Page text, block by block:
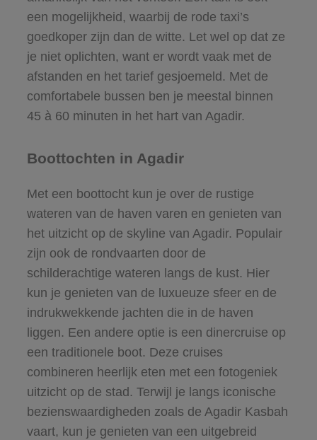
een mogelijkheid, waarbij de rode taxi’s
goedkoper zijn dan de witte. Let wel op dat ze
je niet oplichten, want er wordt vaak met de
afstanden en het tarief gesjoemeld. Met de
comfortabele bussen ben je meestal binnen
45 à 60 minuten in het hart van Agadir.
Boottochten in Agadir
Met een boottocht kun je over de rustige
wateren van de haven varen en genieten van
het uitzicht op de skyline van Agadir. Populair
zijn ook de rondvaarten door de
schilderachtige wateren langs de kust. Hier
kun je genieten van de luxueuze sfeer en de
indrukwekkende jachten die in de haven
liggen. Een andere optie is een dinercruise op
een traditionele boot. Deze cruises
combineren heerlijk eten met een fotogeniek
uitzicht op de stad. Terwijl je langs iconische
bezienswaardigheden zoals de Agadir Kasbah
vaart, kun je genieten van een uitgebreid